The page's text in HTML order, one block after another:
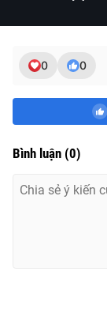
0 0
Bình luận (0)